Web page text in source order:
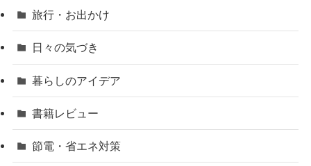
旅行・お出かけ
日々の気づき
暮らしのアイデア
書籍レビュー
節電・省エネ対策